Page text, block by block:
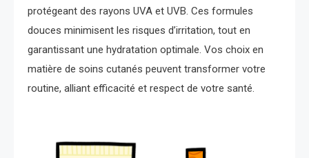
protégeant des rayons UVA et UVB. Ces formules
douces minimisent les risques d’irritation, tout en
garantissant une hydratation optimale. Vos choix en
matière de soins cutanés peuvent transformer votre
routine, alliant efficacité et respect de votre santé.